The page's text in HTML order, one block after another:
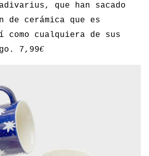
que han sacado
de cerámica que es
como cualquiera de sus
7,99€